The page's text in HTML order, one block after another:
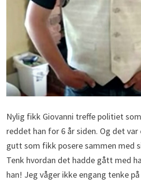
Nylig fikk Giovanni treffe politiet
reddet han for 6 år siden. Og det
gutt som fikk posere sammen med
Tenk hvordan det hadde gått med
han! Jeg våger ikke engang tenke